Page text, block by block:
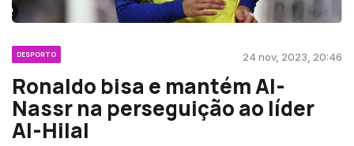
DESPORTO 24 nov, 2023, 20:46
Ronaldo bisa e mantém Al-
Nassr na perseguição ao líder
Al-Hilal